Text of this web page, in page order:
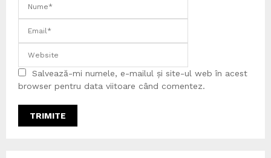
Salvează-mi numele, e-mailul și site-ul web în acest
browser pentru data viitoare când comentez.